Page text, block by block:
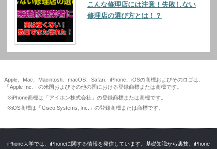
こんな修理店には注意！失敗しない
修理店の選び方とは！？
Apple、Mac、Macintosh、macOS、Safari、iPhone、iOSの商標およびそのロゴは、
「Apple Inc.」の米国およびその他の国における登録商標または商標です。
※iPhone商標は「アイホン株式会社」の登録商標または商標です。
※iOS商標は「Cisco Systems, Inc.」の登録商標または商標です。
iPhone大学では、iPhoneに関する情報を発信しています。基礎知識から裏技、iPhone